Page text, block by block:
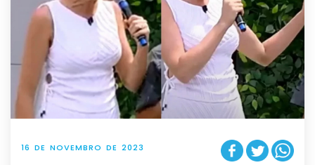
16 DE NOVEMBRO DE 2023